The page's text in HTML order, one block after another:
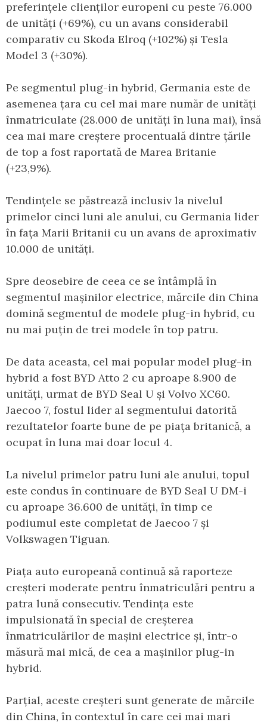
preferințele clienților europeni cu peste 76.000
de unități (+69%), cu un avans considerabil
comparativ cu Skoda Elroq (+102%) și Tesla
Model 3 (+30%).
Pe segmentul plug-in hybrid, Germania este de
asemenea țara cu cel mai mare număr de unități
înmatriculate (28.000 de unități în luna mai), însă
cea mai mare creștere procentuală dintre țările
de top a fost raportată de Marea Britanie
(+23,9%).
Tendințele se păstrează inclusiv la nivelul
primelor cinci luni ale anului, cu Germania lider
în fața Marii Britanii cu un avans de aproximativ
10.000 de unități.
Spre deosebire de ceea ce se întâmplă în
segmentul mașinilor electrice, mărcile din China
domină segmentul de modele plug-in hybrid, cu
nu mai puțin de trei modele în top patru.
De data aceasta, cel mai popular model plug-in
hybrid a fost BYD Atto 2 cu aproape 8.900 de
unități, urmat de BYD Seal U și Volvo XC60.
Jaecoo 7, fostul lider al segmentului datorită
rezultatelor foarte bune de pe piața britanică, a
ocupat în luna mai doar locul 4.
La nivelul primelor patru luni ale anului, topul
este condus în continuare de BYD Seal U DM-i
cu aproape 36.600 de unități, în timp ce
podiumul este completat de Jaecoo 7 și
Volkswagen Tiguan.
Piața auto europeană continuă să raporteze
creșteri moderate pentru înmatriculări pentru a
patra lună consecutiv. Tendința este
impulsionată în special de creșterea
înmatriculărilor de mașini electrice și, într-o
măsură mai mică, de cea a mașinilor plug-in
hybrid.
Parțial, aceste creșteri sunt generate de mărcile
din China, în contextul în care cei mai mari